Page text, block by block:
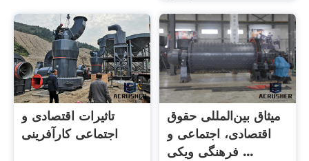
تاثیرات اقتصادی و
اجتماعی کارآفرینی
میثاق بین‌المللی حقوق
اقتصادی، اجتماعی و
فرهنگی ویکی ...